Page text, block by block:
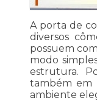
A porta de
diversos
possuem
modo
estrutura.
também em
ambiente